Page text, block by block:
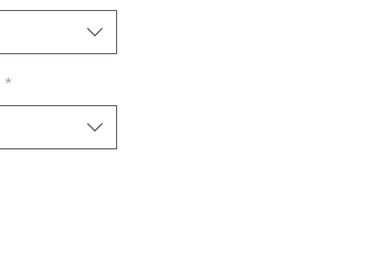
*